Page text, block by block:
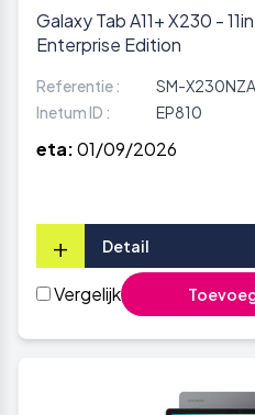
Galaxy Tab A11+ X230 -
Enterprise Edition
Referentie :
SM-
Inetum ID :
EP810
eta:01/09/2026
+ Detail
Vergelijk